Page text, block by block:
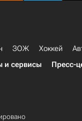
ЗОЖ Хоккей
и сервисы Пресс-